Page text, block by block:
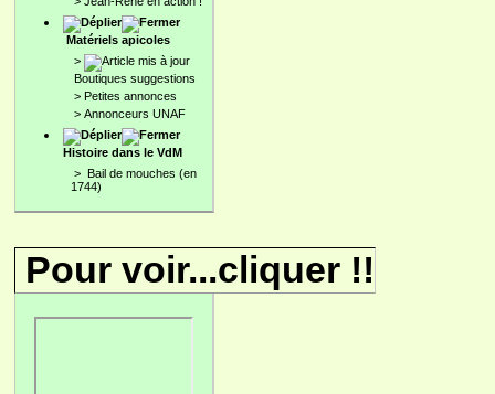
Matériels apicoles
>
Boutiques suggestions
> Petites annonces
> Annonceurs UNAF
Histoire dans le VdM
> Bail de mouches (en
1744)
Pour voir...cliquer !!